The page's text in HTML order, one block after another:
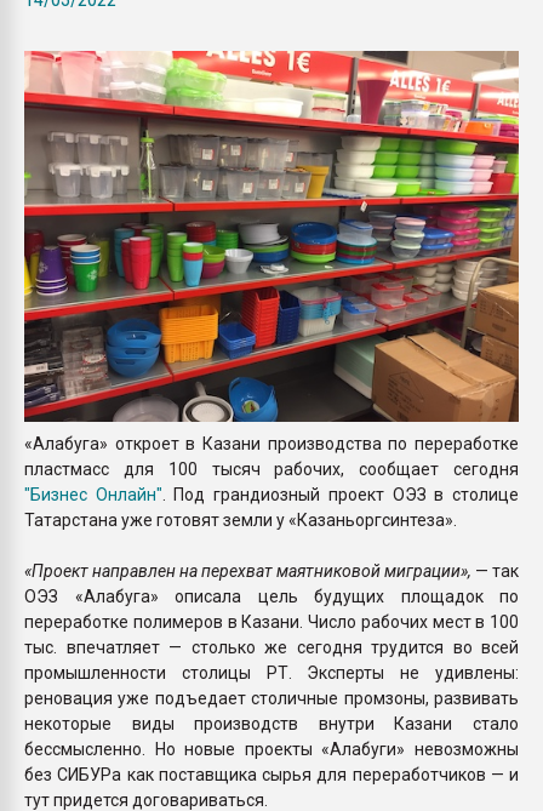
ПЕРЕЙТИ НА
«Алабуга» откроет в Казани производства по переработке
пластмасс для 100 тысяч рабочих, сообщает сегодня
"Бизнес Онлайн" . Под грандиозный проект ОЭЗ в столице
Татарстана уже готовят земли у «Казаньоргсинтеза».
«Проект направлен на перехват маятниковой миграции», — так
ОЭЗ «Алабуга» описала цель будущих площадок по
переработке полимеров в Казани. Число рабочих мест в 100
тыс. впечатляет — столько же сегодня трудится во всей
промышленности столицы РТ. Эксперты не удивлены:
реновация уже подъедает столичные промзоны, развивать
некоторые виды производств внутри Казани стало
бессмысленно. Но новые проекты «Алабуги» невозможны
без СИБУРа как поставщика сырья для переработчиков — и
тут придется договариваться.